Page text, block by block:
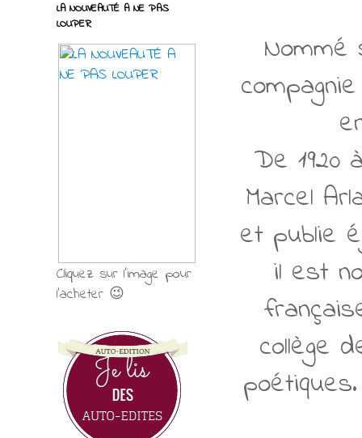
Nommé
De 1920
Marcel
et publie
il est
collège
LA NOUVEAUTÉ A NE PAS
LOUPER
Cliquez sur l'image pour
l'acheter 😉